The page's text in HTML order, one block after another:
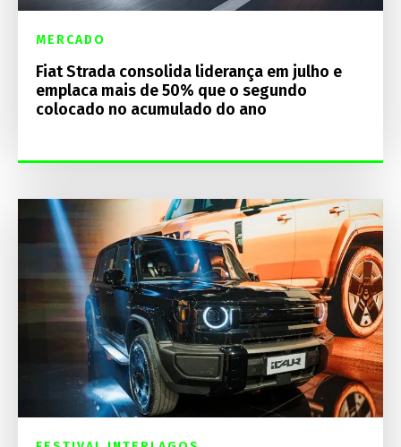
MERCADO
Fiat Strada consolida liderança em julho e
emplaca mais de 50% que o segundo
colocado no acumulado do ano